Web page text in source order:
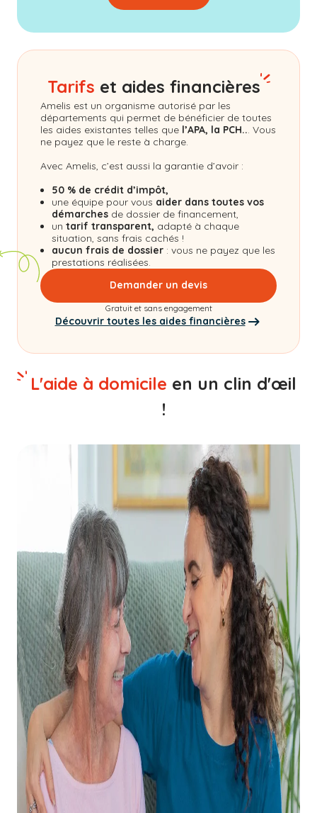
Tarifs et aides financières
Amelis est un organisme autorisé par les
départements qui permet de bénéficier de toutes
les aides existantes telles que l’APA, la PCH... Vous
ne payez que le reste à charge.
Avec Amelis, c’est aussi la garantie d’avoir :
50 % de crédit d’impôt,
une équipe pour vous aider dans toutes vos
démarches de dossier de financement,
un tarif transparent, adapté à chaque
situation, sans frais cachés !
aucun frais de dossier : vous ne payez que les
prestations réalisées.
Demander un devis
Gratuit et sans engagement
Découvrir toutes les aides financières
L'aide à domicile en un clin d'œil
!